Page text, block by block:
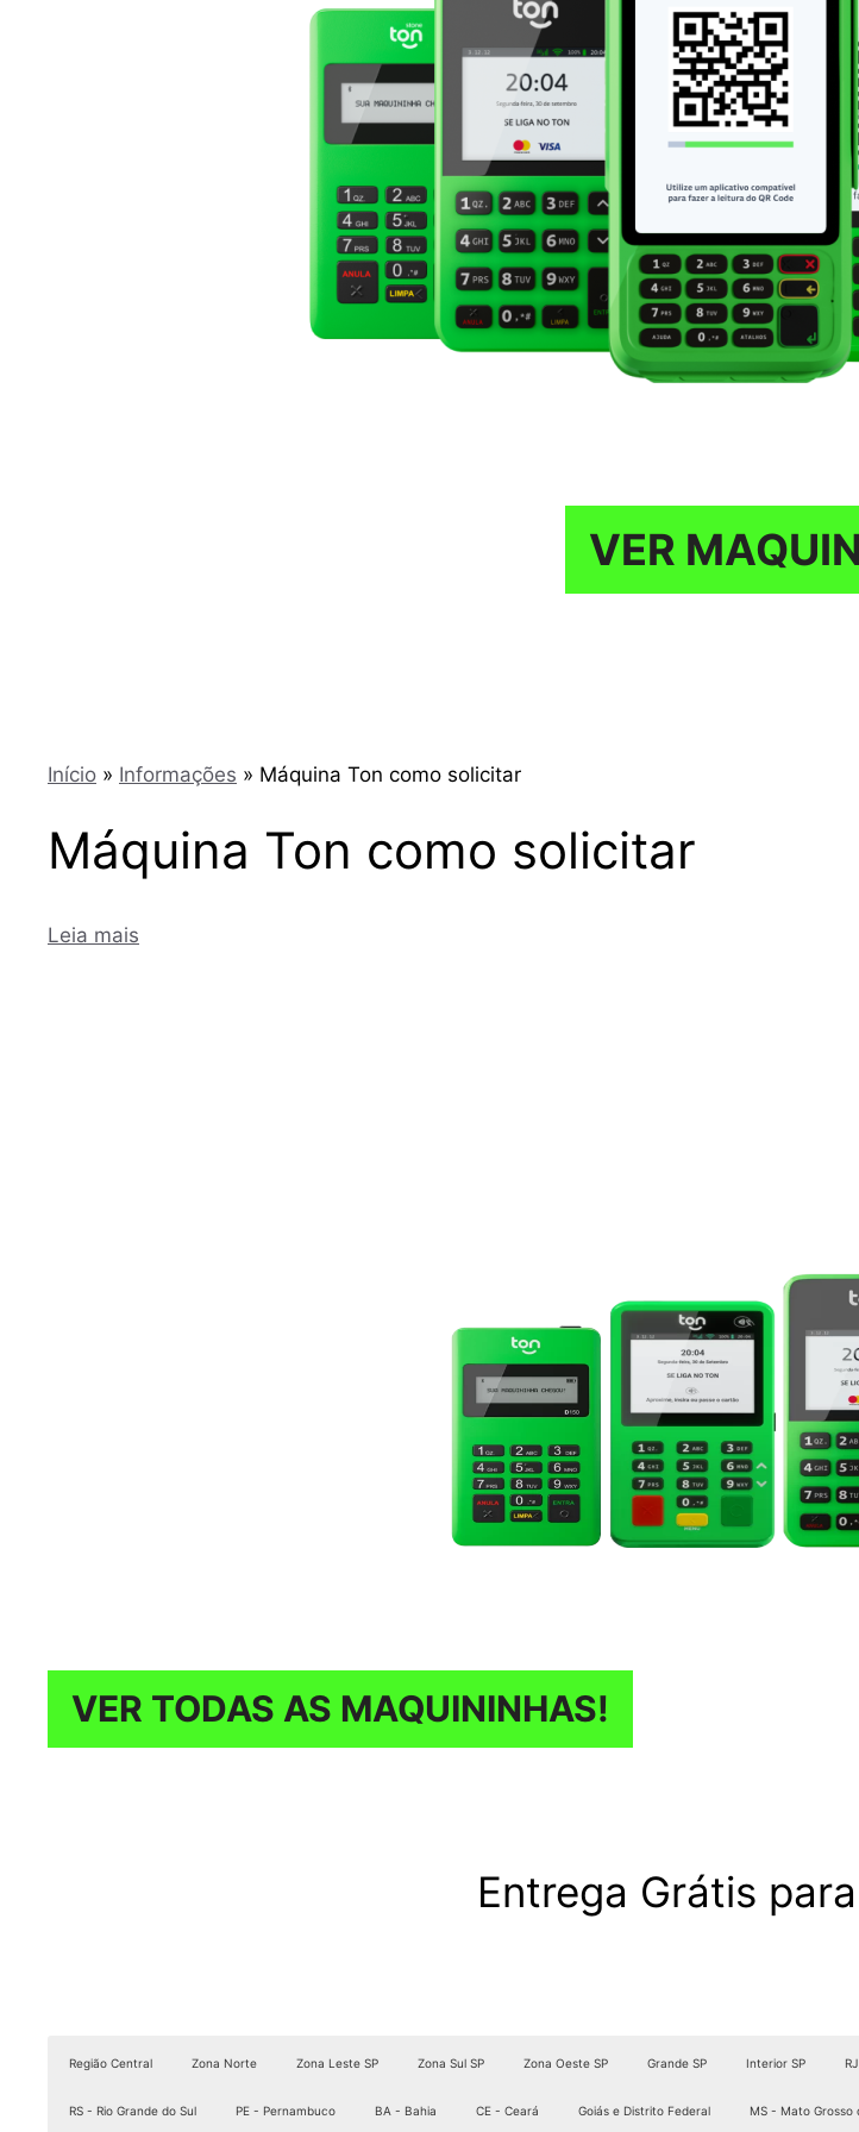
VER
Início » Informações » Máquina Ton como solicitar
Máquina Ton como solicitar
Leia mais
VER TODAS AS MAQUININHAS!
Entrega Grátis
Região Central Zona Norte Zona Leste SP Zona Sul SP Zona Oeste SP Grande SP Interior SP
RS - Rio Grande do Sul PE - Pernambuco BA - Bahia CE - Ceará Goiás e Distrito Federal MS - Mato Grosso